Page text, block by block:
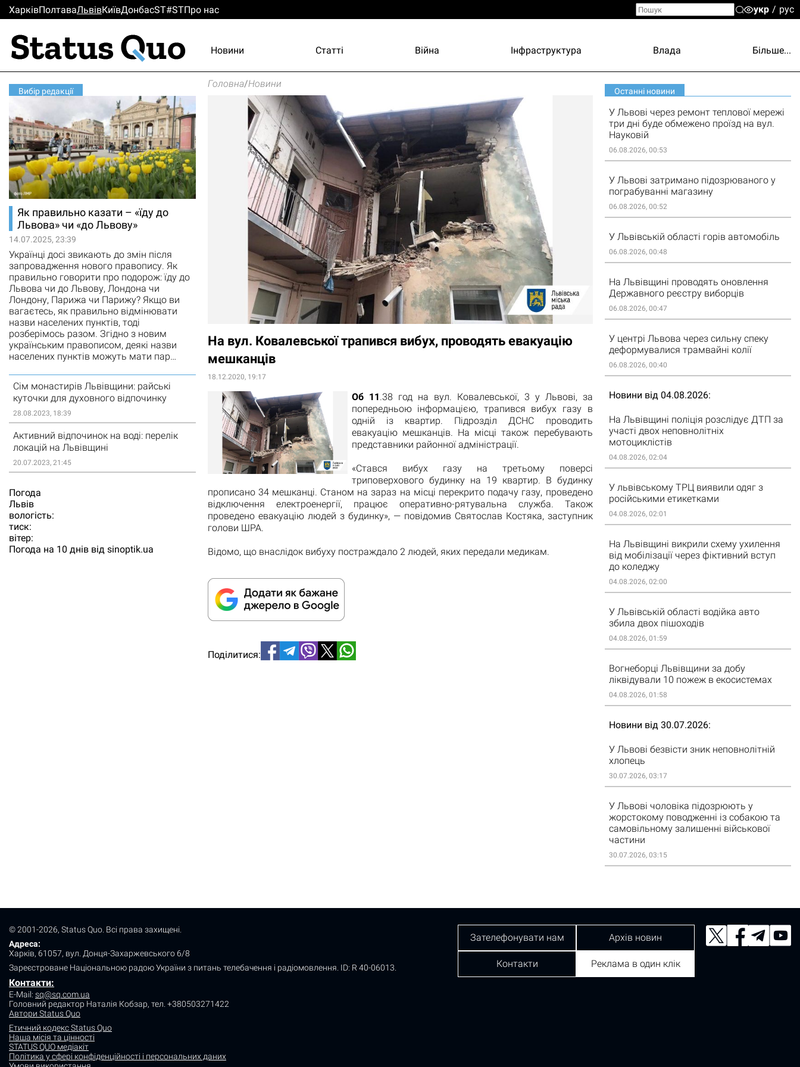
ХарківПолтаваЛьвiвКиïвДонбасST#STПро нас укр рус
Новини Статті Війна Інфраструктура Влада Більше...
Вибір редакції
Як правильно казати – «їду до
Львова» чи «до Львову»
14.07.2025, 23:39
Українці досі звикають до змін після
запровадження нового правопису. Як
правильно говорити про подорож: їду до
Львова чи до Львову, Лондона чи
Лондону, Парижа чи Парижу? Якщо ви
вагаєтесь, як правильно відмінювати
назви населених пунктів, тоді
розберімось разом. Згідно з новим
українським правописом, деякі назви
населених пунктів можуть мати пар…
Сім монастирів Львівщини: райські
куточки для духовного відпочинку
28.08.2023, 18:39
Активний відпочинок на воді: перелік
локацій на Львівщині
20.07.2023, 21:45
Погода
Львiв
вологість:
тиск:
вітер:
Погода на 10 днів від sinoptik.ua
Головна/Новини
На вул. Ковалевської трапився вибух, проводять евакуацію
мешканців
18.12.2020, 19:17
Об 11.38 год на вул. Ковалевської, 3 у Львові, за
попередньою інформацією, трапився вибух газу в
одній із квартир. Підрозділ ДСНС проводить
евакуацію мешканців. На місці також перебувають
представники районної адміністрації.
«Стався вибух газу на третьому поверсі
триповерхового будинку на 19 квартир. В будинку
прописано 34 мешканці. Станом на зараз на місці перекрито подачу газу, проведено
відключення електроенергії, працює оперативно-рятувальна служба. Також
проведено евакуацію людей з будинку», — повідомив Святослав Костяка, заступник
голови ШРА.
Відомо, що внаслідок вибуху постраждало 2 людей, яких передали медикам.
Поділитися:
Останні новини
У Львові через ремонт теплової мережі
три дні буде обмежено проїзд на вул.
Науковій
06.08.2026, 00:53
У Львові затримано підозрюваного у
пограбуванні магазину
06.08.2026, 00:52
У Львівській області горів автомобіль
06.08.2026, 00:48
На Львівщині проводять оновлення
Державного реєстру виборців
06.08.2026, 00:47
У центрі Львова через сильну спеку
деформувалися трамвайні колії
06.08.2026, 00:40
Новини від 04.08.2026
На Львівщині поліція розслідує ДТП за
участі двох неповнолітніх
мотоциклістів
04.08.2026, 02:04
У львівському ТРЦ виявили одяг з
російськими етикетками
04.08.2026, 02:01
На Львівщині викрили схему ухилення
від мобілізації через фіктивний вступ
до коледжу
04.08.2026, 02:00
У Львівській області водійка авто
збила двох пішоходів
04.08.2026, 01:59
Вогнеборці Львівщини за добу
ліквідували 10 пожеж в екосистемах
04.08.2026, 01:58
Новини від 30.07.2026
У Львові безвісти зник неповнолітній
хлопець
30.07.2026, 03:17
У Львові чоловіка підозрюють у
жорстокому поводженні із собакою та
самовільному залишенні військової
частини
30.07.2026, 03:15
© 2001-2026, Status Quo. Всі права захищені.
Адреса:
Харків, 61057, вул. Донця-Захаржевського 6/8
Зареєстроване Національною радою України з питань телебачення і радіомовлення. ID: R 40-06013.
Контакти:
E-Mail: sq@sq.com.ua
Головний редактор Наталія Кобзар, тел. +380503271422
Автори Status Quo
Етичний кодекс Status Quo
Наша місія та цінності
STATUS QUO медіакіт
Політика у сфері конфіденційності і персональних даних
Зателефонувати нам Архів новин
Контакти Реклама в один клік